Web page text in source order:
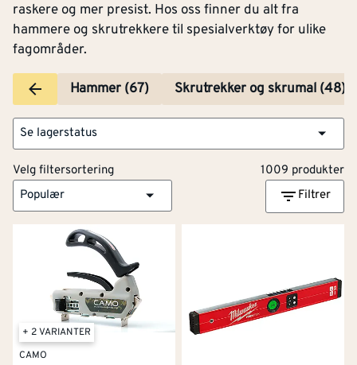
raskere og mer presist. Hos oss finner du alt fra
hammere og skrutrekkere til spesialverktøy for ulike
fagområder.
Hammer (67) Skrutrekker og skrumal (48)
Se lagerstatus
Velg filtersortering
1009 produkter
Populær
Filtrer
+ 2 VARIANTER
CAMO